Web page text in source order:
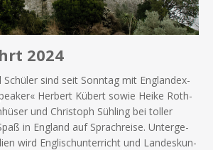
2024
Schü­ler sind seit Sonn­tag mit Eng­land­ex­
Her­bert Kü­bert so­wie Hei­ke Roth­
und Chri­stoph Süh­ling bei tol­ler
in Eng­land auf Sprach­rei­se. Un­ter­ge­
wird Eng­lisch­un­ter­richt und Lan­des­kun­